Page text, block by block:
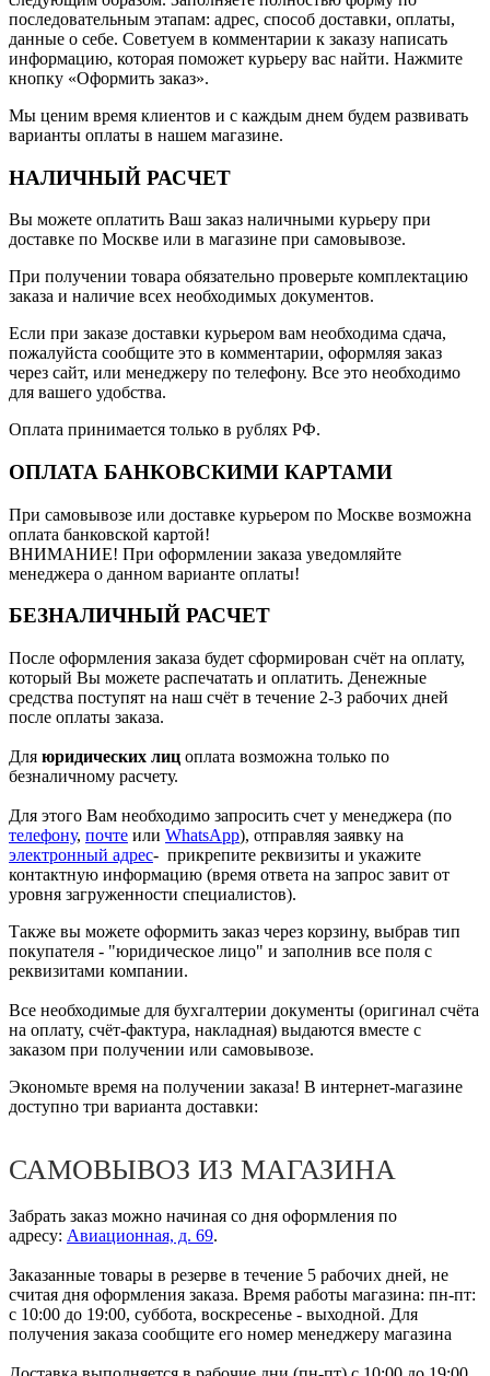
последовательным этапам: адрес, способ доставки, оплаты,
данные о себе. Советуем в комментарии к заказу написать
информацию, которая поможет курьеру вас найти. Нажмите
кнопку «Оформить заказ».
Мы ценим время клиентов и с каждым днем будем развивать
варианты оплаты в нашем магазине.
НАЛИЧНЫЙ РАСЧЕТ
Вы можете оплатить Ваш заказ наличными курьеру при
доставке по Москве или в магазине при самовывозе.
При получении товара обязательно проверьте комплектацию
заказа и наличие всех необходимых документов.
Если при заказе доставки курьером вам необходима сдача,
пожалуйста сообщите это в комментарии, оформляя заказ
через сайт, или менеджеру по телефону. Все это необходимо
для вашего удобства.
Оплата принимается только в рублях РФ.
ОПЛАТА БАНКОВСКИМИ КАРТАМИ
При самовывозе или доставке курьером по Москве возможна
оплата банковской картой!
ВНИМАНИЕ! При оформлении заказа уведомляйте
менеджера о данном варианте оплаты!
БЕЗНАЛИЧНЫЙ РАСЧЕТ
После оформления заказа будет сформирован счёт на оплату,
который Вы можете распечатать и оплатить. Денежные
средства поступят на наш счёт в течение 2-3 рабочих дней
после оплаты заказа.
Для юридических лиц оплата возможна только по
безналичному расчету.
Для этого Вам необходимо запросить счет у менеджера (по
телефону, почте или WhatsApp), отправляя заявку на
электронный адрес- прикрепите реквизиты и укажите
контактную информацию (время ответа на запрос завит от
уровня загруженности специалистов).
Также вы можете оформить заказ через корзину, выбрав тип
покупателя - "юридическое лицо" и заполнив все поля с
реквизитами компании.
Все необходимые для бухгалтерии документы (оригинал счёта
на оплату, счёт-фактура, накладная) выдаются вместе с
заказом при получении или самовывозе.
Экономьте время на получении заказа! В интернет-магазине
доступно три варианта доставки:
САМОВЫВОЗ ИЗ МАГАЗИНА
Забрать заказ можно начиная со дня оформления по
адресу: Авиационная, д. 69.
Заказанные товары в резерве в течение 5 рабочих дней, не
считая дня оформления заказа. Время работы магазина: пн-пт:
с 10:00 до 19:00, суббота, воскресенье - выходной. Для
получения заказа сообщите его номер менеджеру магазина